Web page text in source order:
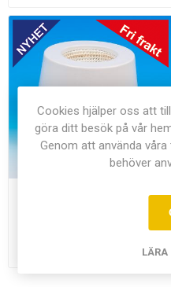
Från 2.695,00 kr exkl
Cookies hjälper oss att
göra ditt besök på vår
Genom att använda
behöver
LÄRA